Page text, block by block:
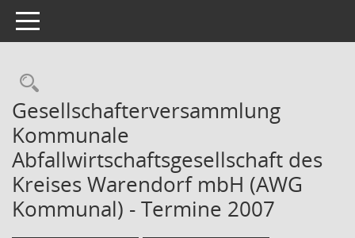
Toggle navigation
Rechercheauswahl
Gesellschafterversammlung
Kommunale
Abfallwirtschaftsgesellschaft des
Kreises Warendorf mbH (AWG
Kommunal) - Termine 2007